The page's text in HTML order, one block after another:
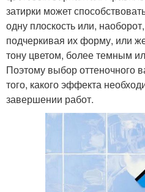
затирки может
одну плоскость или,
подчеркивая их форму, или
тону цветом, более темным
Поэтому выбор оттеночного
того, какого эффекта
завершении работ.